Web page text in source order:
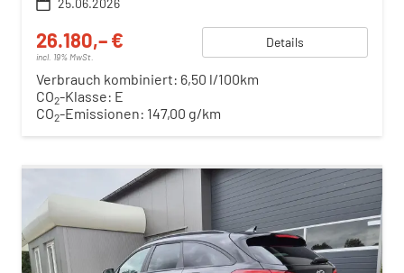
25.06.2026
26.180,– €
incl. 19% MwSt.
Details
Verbrauch kombiniert: 6,50 l/100km
CO2-Klasse: E
CO2-Emissionen: 147,00 g/km